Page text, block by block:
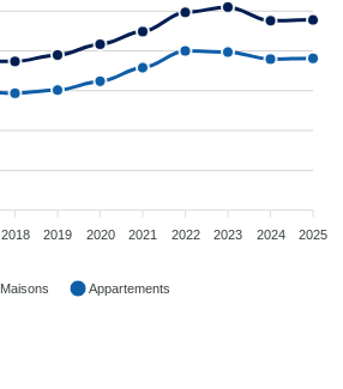
2018 2019 2020 2021 2022 2023 2024 2025
Maisons Appartements